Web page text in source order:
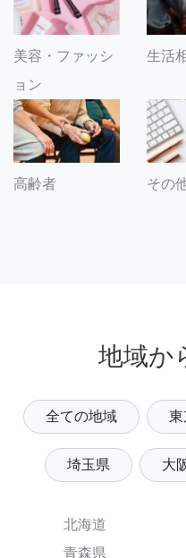
美容・ファッシ
ョン
生活
高齢者 その
地域か
全ての地域
埼玉県 大
北海道
青森県